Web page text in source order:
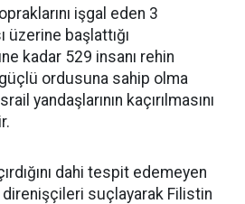
işgal eden 3
üzerine başlattığı
kadar 529 insanı rehin
güçlü ordusuna sahip olma
yandaşlarının kaçırılmasını
dahi tespit edemeyen
suçlayarak Filistin